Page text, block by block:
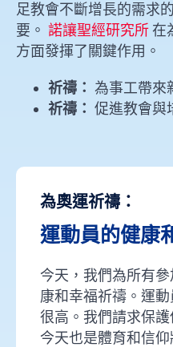
足教會不斷增長的需求
要。 諾讓聖經研究所在
方面發揮了關鍵作用。
祈禱： 為事工帶來
祈禱： 促進教會與
為奧運祈禱：
運動員的健康
今天，我們為所有
康和幸福祈禱。運
很高。我們請求保
今天也是體育和信